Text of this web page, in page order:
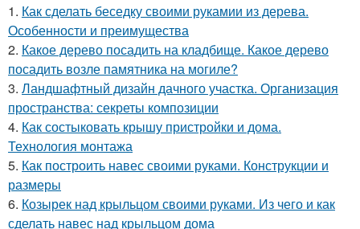
1. Как сделать беседку своими рукамии из дерева.
Особенности и преимущества
2. Какое дерево посадить на кладбище. Какое дерево
посадить возле памятника на могиле?
3. Ландшафтный дизайн дачного участка. Организация
пространства: секреты композиции
4. Как состыковать крышу пристройки и дома.
Технология монтажа
5. Как построить навес своими руками. Конструкции и
размеры
6. Козырек над крыльцом своими руками. Из чего и как
сделать навес над крыльцом дома